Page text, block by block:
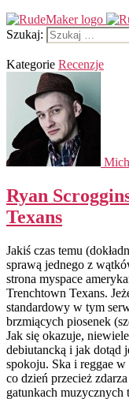
Szukaj:
Kategorie Recenzje
Ryan
Texans
Jakiś czas temu
sprawą jednego z
strona myspace
Trenchtown Texans.
standardowy w tym
brzmiących piosenek
Jak się okazuje,
debiutancką i jak dotąd
spokoju. Ska i reggae
co dzień przecież
gatunkach